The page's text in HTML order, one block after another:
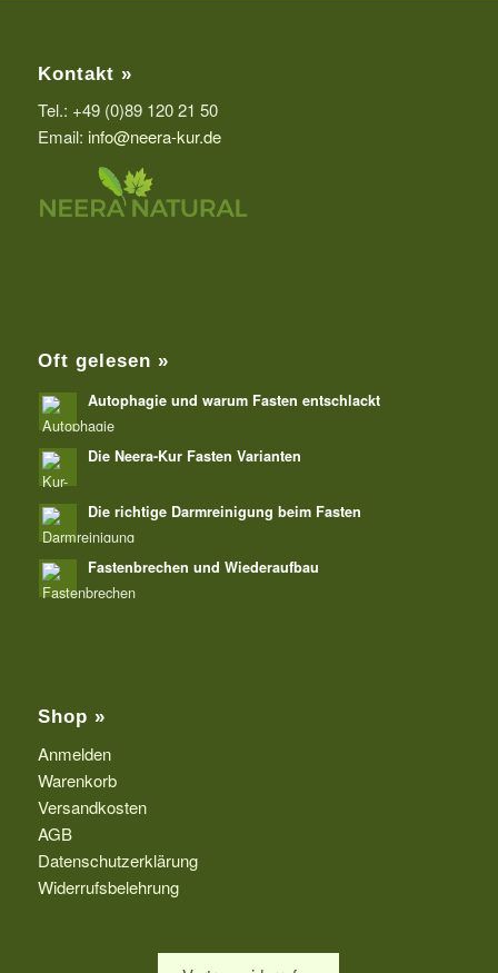
Kontakt »
Tel.: +49 (0)89 120 21 50
Email: info@neera-kur.de
Oft gelesen »
Autophagie und warum Fasten entschlackt
Die Neera-Kur Fasten Varianten
Die richtige Darmreinigung beim Fasten
Fastenbrechen und Wiederaufbau
Shop »
Anmelden
Warenkorb
Versandkosten
AGB
Datenschutzerklärung
Widerrufsbelehrung